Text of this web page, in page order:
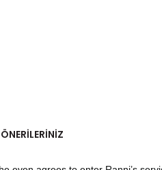
ÖNERILERINIZ